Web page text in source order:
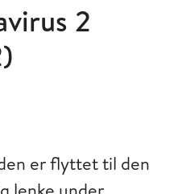
2
er flyttet til den